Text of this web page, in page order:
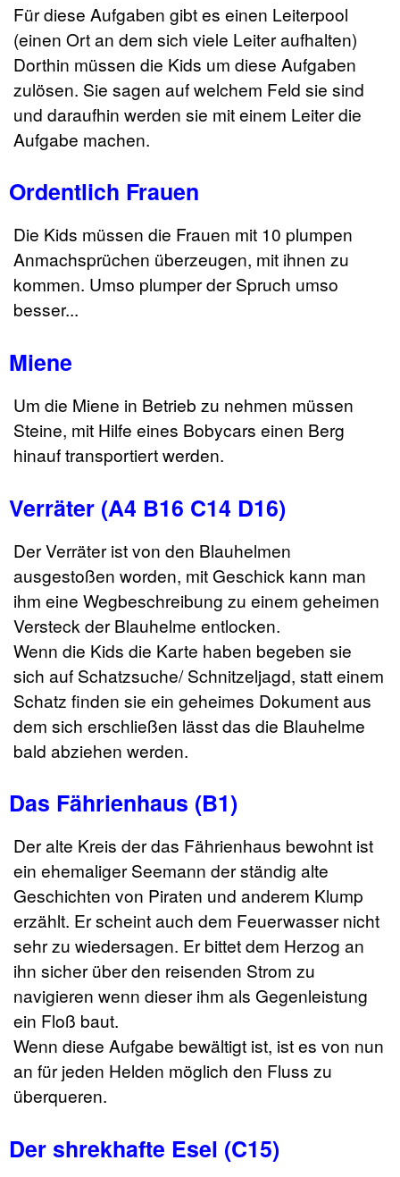
Für diese Aufgaben gibt es einen Leiterpool
(einen Ort an dem sich viele Leiter aufhalten)
Dorthin müssen die Kids um diese Aufgaben
zulösen. Sie sagen auf welchem Feld sie sind
und daraufhin werden sie mit einem Leiter die
Aufgabe machen.
Ordentlich Frauen
Die Kids müssen die Frauen mit 10 plumpen
Anmachsprüchen überzeugen, mit ihnen zu
kommen. Umso plumper der Spruch umso
besser...
Miene
Um die Miene in Betrieb zu nehmen müssen
Steine, mit Hilfe eines Bobycars einen Berg
hinauf transportiert werden.
Verräter (A4 B16 C14 D16)
Der Verräter ist von den Blauhelmen
ausgestoßen worden, mit Geschick kann man
ihm eine Wegbeschreibung zu einem geheimen
Versteck der Blauhelme entlocken.
Wenn die Kids die Karte haben begeben sie
sich auf Schatzsuche/ Schnitzeljagd, statt einem
Schatz finden sie ein geheimes Dokument aus
dem sich erschließen lässt das die Blauhelme
bald abziehen werden.
Das Fährienhaus (B1)
Der alte Kreis der das Fährienhaus bewohnt ist
ein ehemaliger Seemann der ständig alte
Geschichten von Piraten und anderem Klump
erzählt. Er scheint auch dem Feuerwasser nicht
sehr zu wiedersagen. Er bittet dem Herzog an
ihn sicher über den reisenden Strom zu
navigieren wenn dieser ihm als Gegenleistung
ein Floß baut.
Wenn diese Aufgabe bewältigt ist, ist es von nun
an für jeden Helden möglich den Fluss zu
überqueren.
Der shrekhafte Esel (C15)